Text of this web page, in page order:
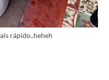
rápido..heheh